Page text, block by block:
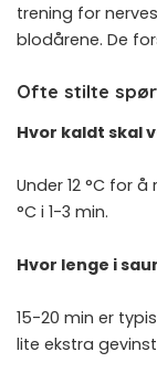
trening for
blodårene. De
Ofte stilte
Hvor kaldt skal
Under 12 °C for
°C i 1-3 min.
Hvor lenge i
15-20 min er
lite ekstra